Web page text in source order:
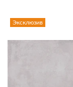
Эксклюзив